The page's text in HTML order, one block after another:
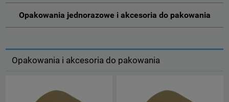
Opakowania jednorazowe i akcesoria do pakowania
Opakowania i akcesoria do pakowania